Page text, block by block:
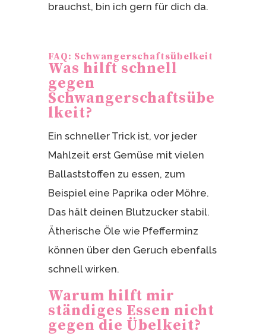
brauchst, bin ich gern für dich da.
FAQ: Schwangerschaftsübelkeit
Was hilft schnell
gegen
Schwangerschaftsübe
lkeit?
Ein schneller Trick ist, vor jeder
Mahlzeit erst Gemüse mit vielen
Ballaststoffen zu essen, zum
Beispiel eine Paprika oder Möhre.
Das hält deinen Blutzucker stabil.
Ätherische Öle wie Pfefferminz
können über den Geruch ebenfalls
schnell wirken.
Warum hilft mir
ständiges Essen nicht
gegen die Übelkeit?